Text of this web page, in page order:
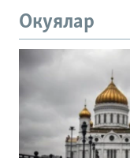
Окуялар